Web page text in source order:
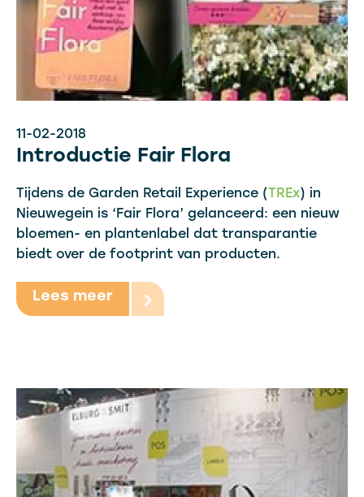
11-02-2018
Introductie Fair Flora
Tijdens de Garden Retail Experience ( TREx) in
Nieuwegein is ‘Fair Flora’ gelanceerd: een nieuw
bloemen- en plantenlabel dat transparantie
biedt over de footprint van producten.
Lees meer